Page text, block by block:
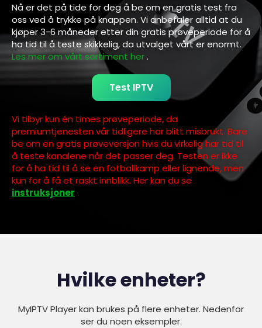
Nå er det på tide for deg å be om en gratis test fra
oss ved å trykke på knappen. Vi anbefaler alltid at du
kjøper 3-6 måneder etter din gratis prøveperiode for å
ha tid til å teste skikkelig, da utvalget vårt er enormt.
Les mer om vårt sortiment her.
Test IPTV
Vi tilbyr kun én times prøveperiode, da
premiumtjenesten vår tidligere har blitt misbrukt. Bare
be om en gratis prøveversjon hvis du virkelig har tid til
å teste kanalene når det passer deg. Testen er ikke
for å ha tid til å se en fotballkamp eller lignende, men
kun for å få et raskt innblikk. Her kan du se
instruksjoner .
Hvilke enheter?
MyIPTV Player kan brukes på flere enheter. Nedenfor
ser du noen eksempler.